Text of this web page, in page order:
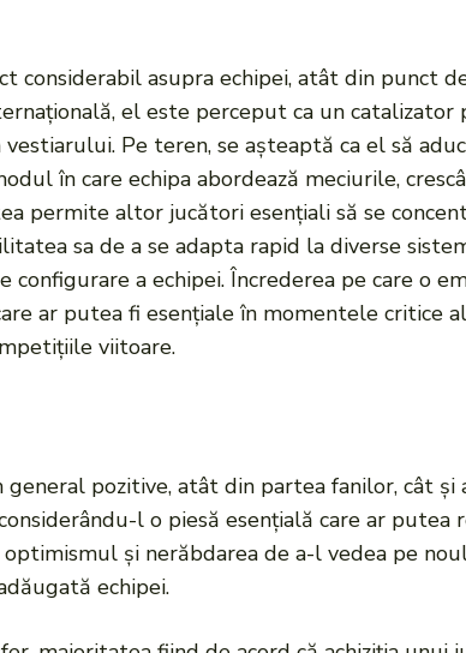
considerabil asupra echipei, atât din punct
el este perceput ca un
Pe teren, se așteaptă ca el să
în care echipa abordează meciurile,
permite altor jucători esențiali să se
sa de a se adapta rapid la diverse
a echipei. Încrederea pe care o
ar putea fi esențiale în momentele critice
viitoare.
pozitive, atât din partea fanilor, cât
l o piesă esențială care ar putea
și nerăbdarea de a-l vedea pe
echipei.